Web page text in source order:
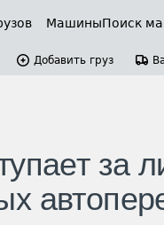
МашиныПоиск
Добавить груз
за